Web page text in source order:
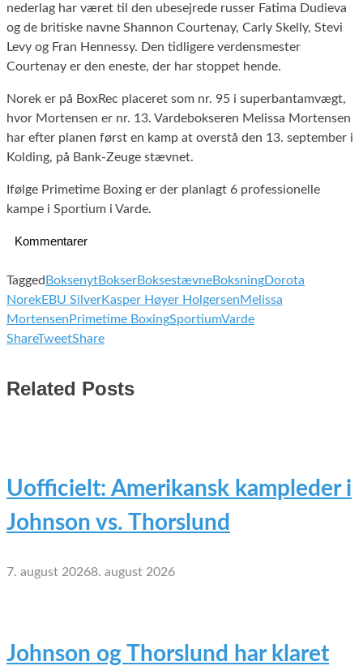
nederlag har været til den ubesejrede russer Fatima Dudieva
og de britiske navne Shannon Courtenay, Carly Skelly, Stevi
Levy og Fran Hennessy. Den tidligere verdensmester
Courtenay er den eneste, der har stoppet hende.
Norek er på BoxRec placeret som nr. 95 i superbantamvægt,
hvor Mortensen er nr. 13. Vardebokseren Melissa Mortensen
har efter planen først en kamp at overstå den 13. september i
Kolding, på Bank-Zeuge stævnet.
Ifølge Primetime Boxing er der planlagt 6 professionelle
kampe i Sportium i Varde.
Kommentarer
Tagged BoksenytBokserBoksestævneBoksningDorota
NorekEBU SilverKasper Høyer HolgersenMelissa
Mortensen Primetime BoxingSportiumVarde
ShareTweetShare
Related Posts
Uofficielt: Amerikansk kampleder i
Johnson vs. Thorslund
7. august 20268. august 2026
Johnson og Thorslund har klaret